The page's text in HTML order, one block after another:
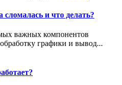
и что делать?
важных компонентов
графики и вывод...